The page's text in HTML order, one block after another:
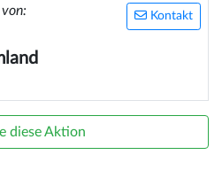
Kontakt
diese Aktion